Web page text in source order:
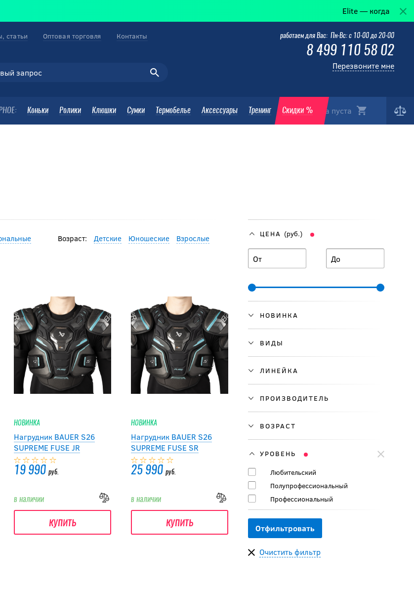
Elite — когда победа в деталях.
Корзина пуста
Коньки Ролики Клюшки Сумки Термобелье Аксессуары Тренинг Скидки %
статьи Оптовая торговля Контакты работаем для Вас: Пн-Вс: с 10-00 до 20-00
8 499 110 58 02
Перезвоните мне
ЦЕНА (руб.)
От До
НОВИНКА
ВИДЫ
ЛИНЕЙКА
ПРОИЗВОДИТЕЛЬ
ВОЗРАСТ
УРОВЕНЬ
Любительский
Полупрофессиональный
Профессиональный
Очистить фильтр
Возраст: Детские Юношеские
Взрослые
НОВИНКА
Нагрудник BAUER S26
SUPREME FUSE JR
19 990 руб.
в наличии
купить
НОВИНКА
Нагрудник BAUER S26
SUPREME FUSE SR
25 990 руб.
в наличии
купить